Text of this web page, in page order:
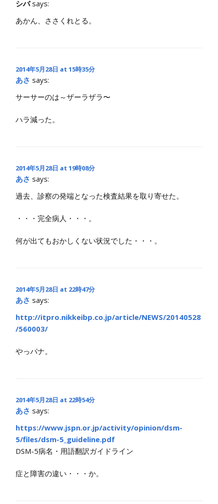
シバ says:
あかん、ささくれとる。
2014年5月28日 at 15時35分
あさ says:
サーサーのは～ザーラザラ〜
ハラ減った。
2014年5月28日 at 19時08分
あさ says:
過去、診察の発端となった検査結果を取り寄せた。
・・・完全病人・・・。
何が出てもおかしくない状況でした・・・。
2014年5月28日 at 22時47分
あさ says:
http://itpro.nikkeibp.co.jp/article/NEWS/20140528
/560003/
やっパナ。
2014年5月28日 at 22時54分
あさ says:
https://www.jspn.or.jp/activity/opinion/dsm-
5/files/dsm-5_guideline.pdf
DSM-5病名・用語翻訳ガイドライン
症と障害の違い・・・か。